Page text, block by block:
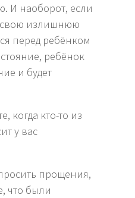
И наоборот, если
свою излишнюю
перед ребёнком
ребёнок
и будет
когда кто-то из
у вас
прощения,
что были